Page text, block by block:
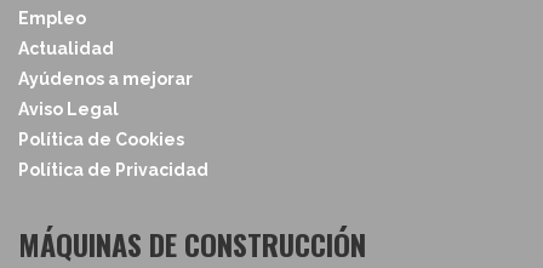
Empleo
Actualidad
Ayúdenos a mejorar
Aviso Legal
Política de Cookies
Política de Privacidad
MÁQUINAS DE CONSTRUCCIÓN